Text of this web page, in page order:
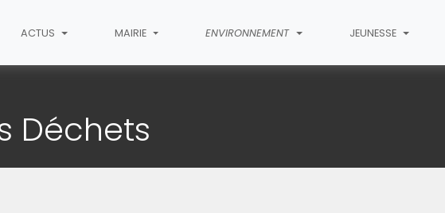
ACTUS MAIRIE ENVIRONNEMENT JEUNESSE
Déchets